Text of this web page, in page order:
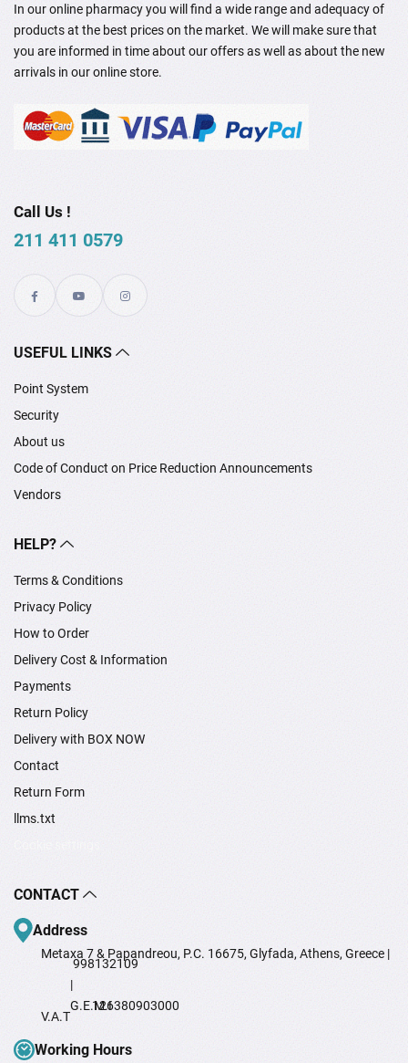
In our online pharmacy you will find a wide range and adequacy of
products at the best prices on the market. We will make sure that
you are informed in time about our offers as well as about the new
arrivals in our online store.
Call Us !
211 411 0579
USEFUL LINKS
Point System
Security
About us
Code of Conduct on Price Reduction Announcements
Vendors
HELP?
Terms & Conditions
Privacy Policy
How to Order
Delivery Cost & Information
Payments
Return Policy
Delivery with BOX NOW
Contact
Return Form
llms.txt
CONTACT
Address
Metaxa 7 & Papandreou, P.C. 16675, Glyfada, Athens, Greece |
V.A.T
998132109
|
G.E.M.I126380903000
Working Hours